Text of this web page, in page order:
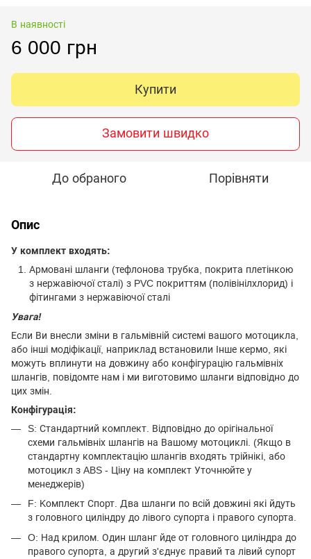
В наявності
6 000 грн
Купити
Замовити швидко
До обраного Порівняти
Опис
У комплект входять:
Армовані шланги (тефлонова трубка, покрита плетінкою
з нержавіючої сталі) з PVC покриттям (полівінілхлорид) і
фітингами з нержавіючої сталі
Увага!
Если Ви внесли зміни в гальмівній системі вашого мотоцикла,
або інші модіфікації, наприклад встановили Інше кермо, які
можуть вплинути на довжину або конфігурацію гальмівніх
шлангів, повідомте нам і ми виготовимо шланги відповідно до
цих змін.
Конфігурація:
S: Стандартний комплект. Відповідно до орігінальної
схеми гальмівніх шлангів на Вашому мотоциклі. (Якщо в
стандартну комплектацію шлангів входять трійнікі, або
мотоцикл з ABS - Ціну на комплект Уточнюйте у
менеджерів)
F: Kомплект Спорт. Два шланги по всій довжині які йдуть
з головного циліндру до лівого супорта і правого супорта.
O: Над крилом. Один шланг йде от головного циліндра до
правого супорта, а другий з'єднує правий та лівий супорт